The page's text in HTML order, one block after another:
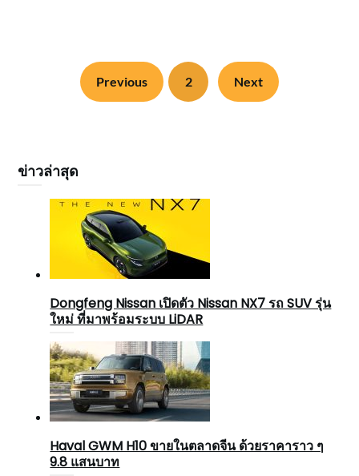
Previous 2 Next
ข่าวล่าสุด
Dongfeng Nissan เปิดตัว Nissan NX7 รถ SUV รุ่น
ใหม่ ที่มาพร้อมระบบ LiDAR
Haval GWM H10 ขายในตลาดจีน ด้วยราคาราว ๆ
9.8 แสนบาท